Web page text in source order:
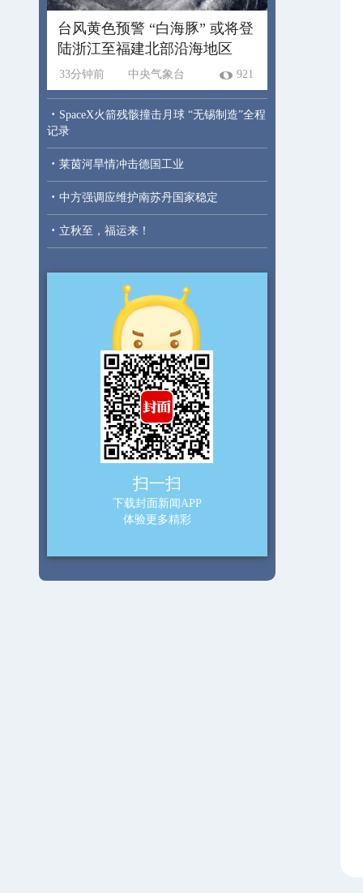
台风黄色预警 “白海豚” 或将登
陆浙江至福建北部沿海地区
33分钟前 中央气象台 921
· SpaceX火箭残骸撞击月球 “无锡制造”全程
记录
· 莱茵河旱情冲击德国工业
· 中方强调应维护南苏丹国家稳定
· 立秋至，福运来！
扫一扫
下载封面新闻APP
体验更多精彩